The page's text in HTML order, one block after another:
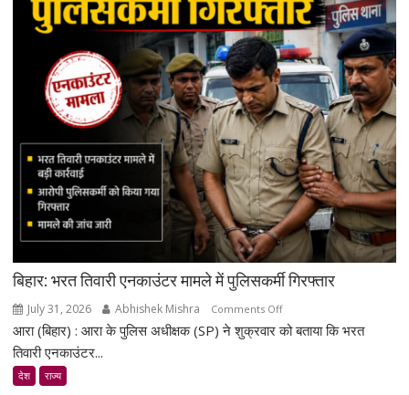
ऐतिहासिक
स्पेसवॉक:
6.5
घंटे
अंतरिक्ष
में
किया
बड़ा
मिशन,
स्पेस
स्टेशन
की
बिजली
क्षमता
30%
बिहार: भरत तिवारी एनकाउंटर मामले में पुलिसकर्मी गिरफ्तार
July 31, 2026 Abhishek Mishra Comments Offon
बिहार:
आरा (बिहार) : आरा के पुलिस अधीक्षक (SP) ने शुक्रवार को बताया कि भरत
तिवारी एनकाउंटर...
देश राज्य